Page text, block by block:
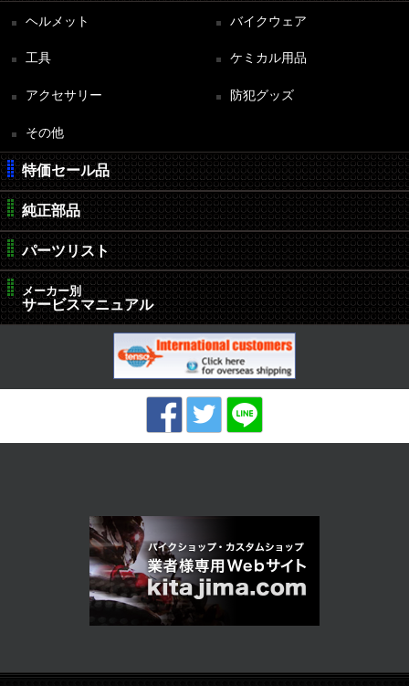
ヘルメット バイクウェア
工具 ケミカル用品
アクセサリー 防犯グッズ
その他
特価セール品
純正部品
パーツリスト
メーカー別
サービスマニュアル